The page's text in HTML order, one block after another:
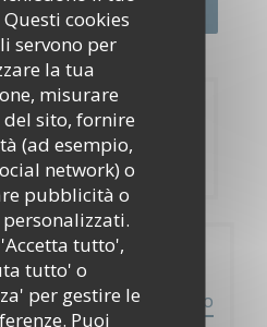
Questi cookies
servono per
la tua
misurare
sito, fornire
(ad esempio,
network) o
pubblicità o
tutto',
tutto' o
per gestire le
Puoi
PRENOTA
pratiche
((apre una nuova finestra)) PERCORSO